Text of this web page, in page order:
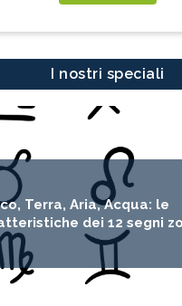
I nostri speciali
Terra, Aria, Acqua: le
dei 12 segni